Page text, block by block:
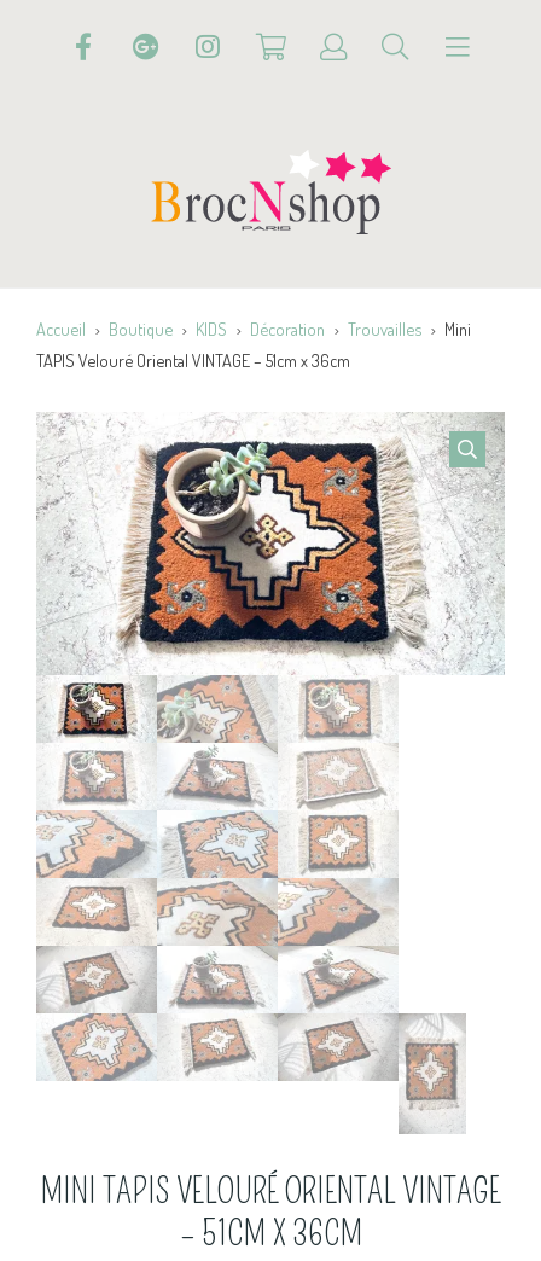
Accueil Boutique KIDS Décoration Trouvailles
Mini
TAPIS Velouré Oriental VINTAGE – 51cm x 36cm
MINI TAPIS VELOURÉ ORIENTAL VINTAGE
– 51CM X 36CM